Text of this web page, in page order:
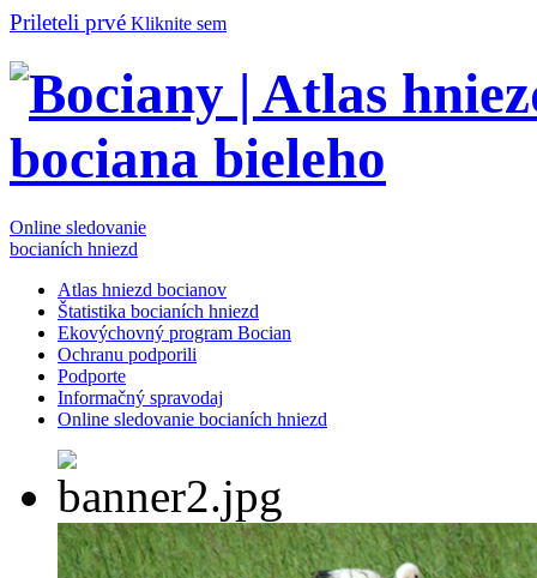
Prileteli prvé Kliknite sem
Online sledovanie
bocianích hniezd
Atlas hniezd bocianov
Štatistika bocianích hniezd
Ekovýchovný program Bocian
Ochranu podporili
Podporte
Informačný spravodaj
Online sledovanie bocianích hniezd